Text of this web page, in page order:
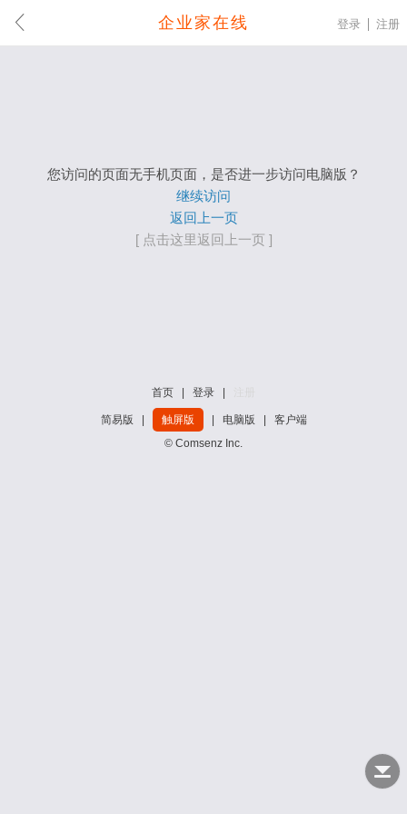
企业家在线 登录 注册
您访问的页面无手机页面，是否进一步访问电脑版？
继续访问
返回上一页
[ 点击这里返回上一页 ]
首页 登录
简易版 触屏版 电脑版
客户端
© Comsenz Inc.